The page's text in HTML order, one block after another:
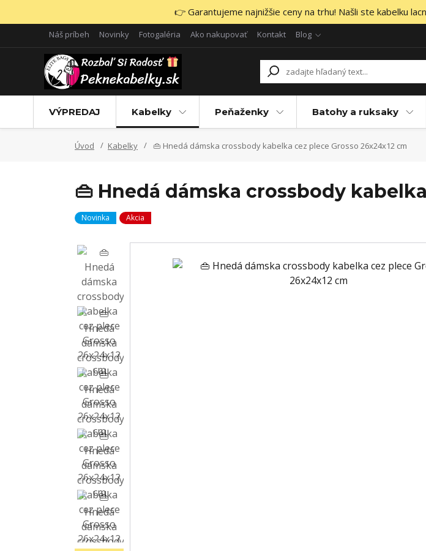
👉 Garantujeme najnižšie ceny na trhu! Našli ste kabelku
Náš príbeh Novinky Fotogaléria Ako nakupovať Kontakt Blog
VÝPREDAJ Kabelky Peňaženky Batohy a ruksaky
Úvod Kabelky 👜 Hnedá dámska crossbody kabelka cez plece Grosso 26x24x12 cm
👜 Hnedá dámska crossbody
Novinka Akcia